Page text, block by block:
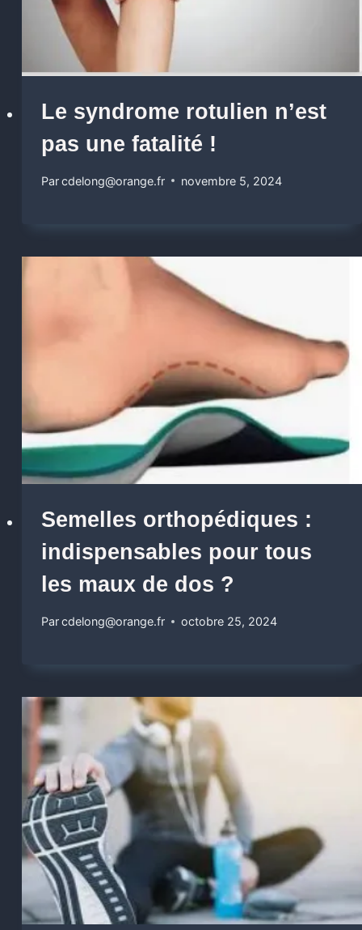
Le syndrome rotulien n’est
pas une fatalité !
Parcdelong@orange.fr novembre 5, 2024
Semelles orthopédiques :
indispensables pour tous
les maux de dos ?
Parcdelong@orange.fr octobre 25, 2024